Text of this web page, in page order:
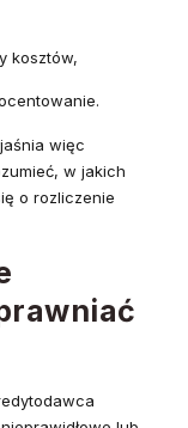
kosztów,
więc
w jakich
o rozliczenie